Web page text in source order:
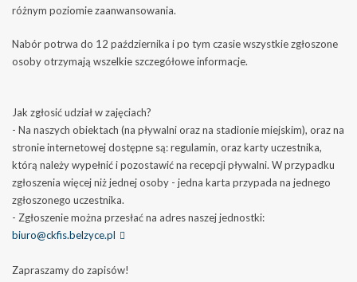
różnym poziomie zaanwansowania.
Nabór potrwa do 12 października i po tym czasie wszystkie zgłoszone
osoby otrzymają wszelkie szczegółowe informacje.
Jak zgłosić udział w zajęciach?
- Na naszych obiektach (na pływalni oraz na stadionie miejskim), oraz na
stronie internetowej dostępne są: regulamin, oraz karty uczestnika,
którą należy wypełnić i pozostawić na recepcji pływalni. W przypadku
zgłoszenia więcej niż jednej osoby - jedna karta przypada na jednego
zgłoszonego uczestnika.
- Zgłoszenie można przesłać na adres naszej jednostki:
biuro@ckfis.belzyce.pl
Zapraszamy do zapisów!